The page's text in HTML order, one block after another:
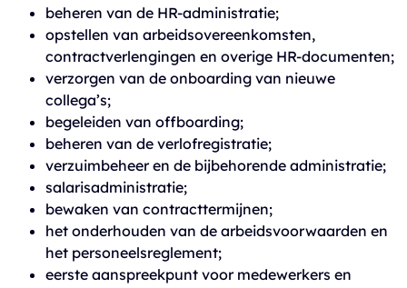
beheren van de HR-administratie;
opstellen van arbeidsovereenkomsten,
contractverlengingen en overige HR-documenten;
verzorgen van de onboarding van nieuwe
collega’s;
begeleiden van offboarding;
beheren van de verlofregistratie;
verzuimbeheer en de bijbehorende administratie;
salarisadministratie;
bewaken van contracttermijnen;
het onderhouden van de arbeidsvoorwaarden en
het personeelsreglement;
eerste aanspreekpunt voor medewerkers en